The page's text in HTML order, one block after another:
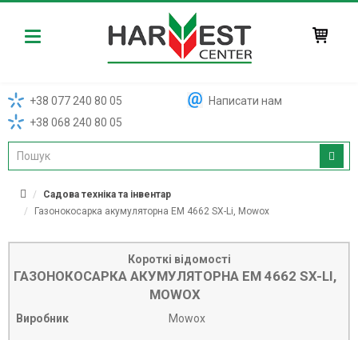
Harvest
+38 077 240 80 05
+38 068 240 80 05
Написати нам
Садова техніка та інвентар
Газонокосарка акумуляторна EM 4662 SX-Li, Mowox
Короткі відомості
ГАЗОНОКОСАРКА АКУМУЛЯТОРНА EM 4662 SX-LI,
MOWOX
Виробник Mowox